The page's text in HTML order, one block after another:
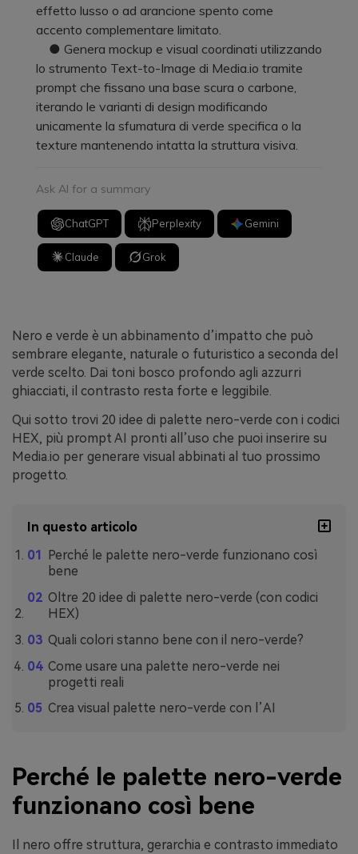
effetto lusso o ad arancione spento come
accento complementare limitato.
● Genera mockup e visual coordinati utilizzando
lo strumento Text-to-Image di Media.io tramite
prompt che fissano una base scura o carbone,
iterando le varianti di design modificando
unicamente la sfumatura di verde specifica o la
texture mantenendo intatta la struttura visiva.
Ask AI for a summary
ChatGPT Perplexity Gemini
Claude Grok
Nero e verde è un abbinamento d’impatto che può
sembrare elegante, naturale o futuristico a seconda del
verde scelto. Dai toni bosco profondo agli azzurri
ghiacciati, il contrasto resta forte e leggibile.
Qui sotto trovi 20 idee di palette nero-verde con i codici
HEX, più prompt AI pronti all’uso che puoi inserire su
Media.io per generare visual abbinati al tuo prossimo
progetto.
In questo articolo
Perché le palette nero-verde funzionano così
bene
Oltre 20 idee di palette nero-verde (con codici
HEX)
Quali colori stanno bene con il nero-verde?
Come usare una palette nero-verde nei
progetti reali
Crea visual palette nero-verde con l’AI
Perché le palette nero-verde
funzionano così bene
Il nero offre struttura, gerarchia e contrasto immediato